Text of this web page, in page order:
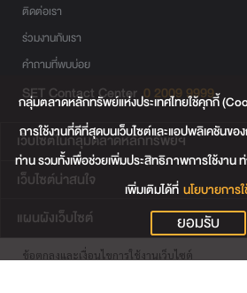
ติดต่อเรา
ร่วมงานกับเรา
คำถามที่พบบ่อย
SET Contact Center 0 2009 9999
เว็บไซต์ในกลุ่มตลาดหลักทรัพย์ฯ
เว็บไซต์น่าสนใจ
แผนผังเว็บไซต์
ข้อตกลงและเงื่อนไขการใช้งานเว็บไซต์
กลุ่มตลาดหลักทรัพย์แห่งประเทศไทยใช้คุกกี้
การใช้งานที่ดีที่สุดบนเว็บไซต์และแอปพลิเคชันข
ท่าน รวมทั้งเพื่อช่วยเพิ่มประสิทธิภาพการใช้งาน
เพิ่มเติมได้ที่ นโยบายการ
ยอมรับ